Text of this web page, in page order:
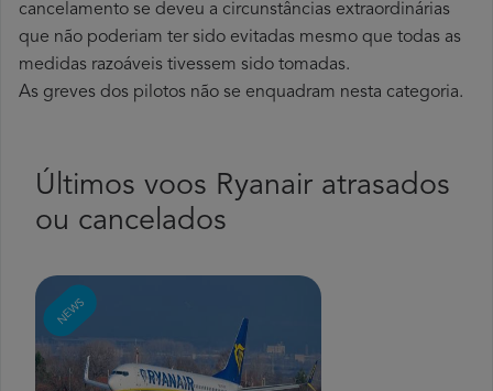
cancelamento se deveu a circunstâncias extraordinárias
que não poderiam ter sido evitadas mesmo que todas as
medidas razoáveis tivessem sido tomadas.
As greves dos pilotos não se enquadram nesta categoria.
Últimos voos Ryanair atrasados
ou cancelados
NEWS